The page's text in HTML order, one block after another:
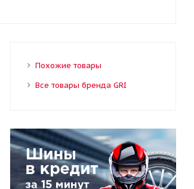
Похожие товары
Все товары бренда GRI